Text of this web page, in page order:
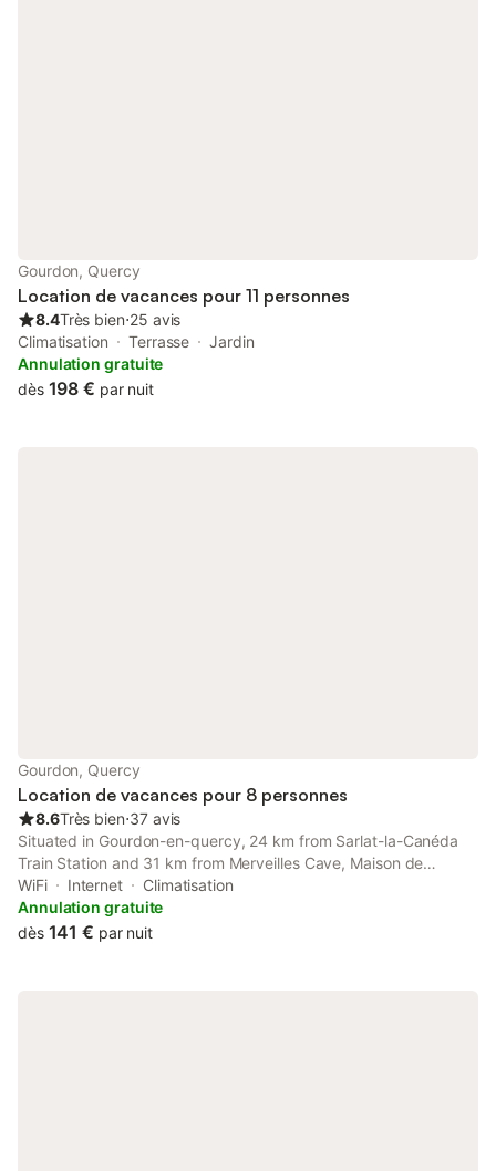
incluant la recharge (3 fois) Deux bornes de recharge sont
disponibles dans le parc sur le parking, ainsi que des bornes
rapides dans le village (1 km) En avion : Aéroports : - Berg
Gourdon, Quercy
Location de vacances pour 11 personnes
8.4Très bien⋅25 avis
Climatisation
Terrasse
Jardin
Annulation gratuite
dès 198 € par nuit
Gourdon, Quercy
Location de vacances pour 8 personnes
8.6Très bien⋅37 avis
Situated in Gourdon-en-quercy, 24 km from Sarlat-la-Canéda
Train Station and 31 km from Merveilles Cave, Maison de
caractère au cœur de la cité médiévale de Gourdon features air-
conditioned accommodation with a terrace and free WiFi.
WiFi Internet
Climatisation
Annulation gratuite
dès 141 € par nuit